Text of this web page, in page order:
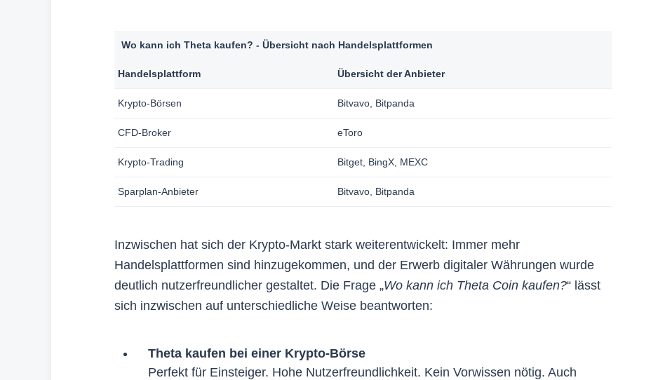
profitieren.
2. Bewertungskriterien 📊
Die erhaltene Provision beeinflusst
zugänglich und einsehbar sind. Wir analysieren, gewichten und bewerten hierbei
3. Integrität unserer Autoren 👨🏻‍💻
Vergleichsartikel können in Krypto-Assets investiert sein oder die genannten
Produkte nutzen. Damit garantieren wir, dass jeder Testbericht von einem Autor
kommt, der die Plattformwirklich selbst nutzt und kennt. Dies bietet eine
Perspektive und Erfahrung aus erster Hand, ist jedoch keine Anlageempfehlung.
Wo kann ich Theta kaufen? - Übersicht nach Handelsplattformen
Handelsplattform Übersicht der Anbieter
Krypto-Börsen Bitvavo, Bitpanda
CFD-Broker eToro
Krypto-Trading Bitget, BingX, MEXC
Sparplan-Anbieter Bitvavo, Bitpanda
Inzwischen hat sich der Krypto-Markt stark weiterentwickelt: Immer mehr
Handelsplattformen sind hinzugekommen, und der Erwerb digitaler Währungen wurde
deutlich nutzerfreundlicher gestaltet. Die Frage „Wo kann ich Theta Coin kaufen?“ lässt
sich inzwischen auf unterschiedliche Weise beantworten:
Theta kaufen bei einer Krypto-Börse
Perfekt für Einsteiger. Hohe Nutzerfreundlichkeit. Kein Vorwissen nötig. Auch